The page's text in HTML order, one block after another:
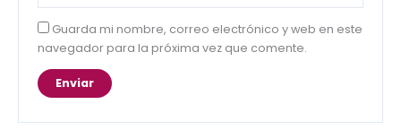
Guarda mi nombre, correo electrónico y web en este
navegador para la próxima vez que comente.